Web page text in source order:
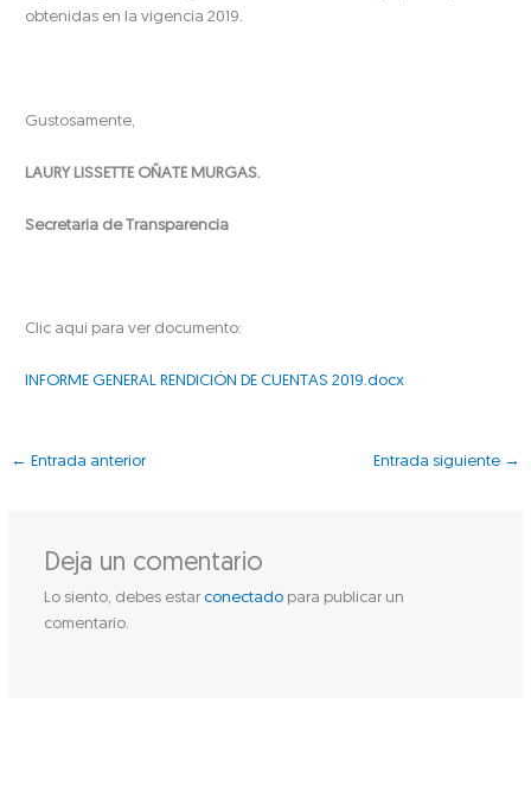
obtenidas en la vigencia 2019.
Gustosamente,
LAURY LISSETTE OÑATE MURGAS.
Secretaria de Transparencia
Clic aquí para ver documento:
INFORME GENERAL RENDICIÓN DE CUENTAS 2019.docx
← Entrada anterior Entrada siguiente →
Deja un comentario
Lo siento, debes estar conectadopara publicar un
comentario.